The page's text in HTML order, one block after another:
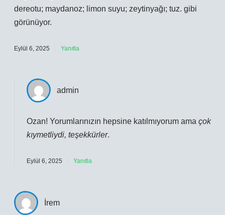
dereotu; maydanoz; limon suyu; zeytinyağı; tuz. gibi
görünüyor.
Eylül 6, 2025 Yanıtla
admin
Ozan! Yorumlarınızın hepsine katılmıyorum ama çok
kıymetliydi, teşekkürler.
Eylül 6, 2025 Yanıtla
İrem